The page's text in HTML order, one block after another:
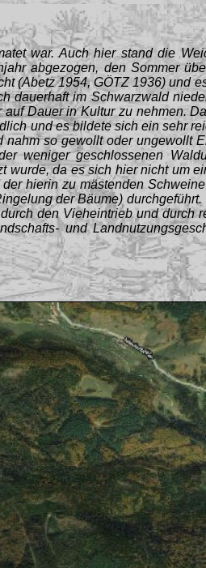
war. Auch hier stand die
abgezogen, den Sommer
(Abetz 1954, GÖTZ 1936) und
dauerhaft im Schwarzwald
Dauer in Kultur zu nehmen.
und es bildete sich ein sehr
nahm so gewollt oder ungewollt
weniger geschlossenen
wurde, da es sich hier nicht um
hierin zu mästenden
der Bäume) durchgeführt.
den Vieheintrieb und durch
und